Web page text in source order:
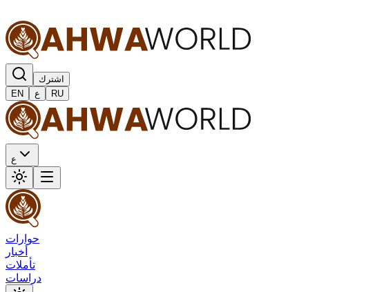
اشترك
EN
ع RU
ع
حوارات
أخبار
تأملات
دراسات